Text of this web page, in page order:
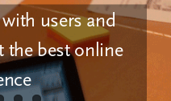
users and
the best online